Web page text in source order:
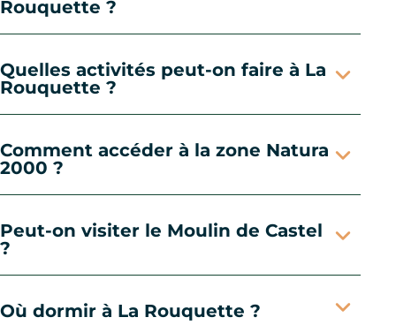
Rouquette ?
Quelles activités peut-on faire à La
Rouquette ?
Comment accéder à la zone Natura
2000 ?
Peut-on visiter le Moulin de Castel
?
Où dormir à La Rouquette ?